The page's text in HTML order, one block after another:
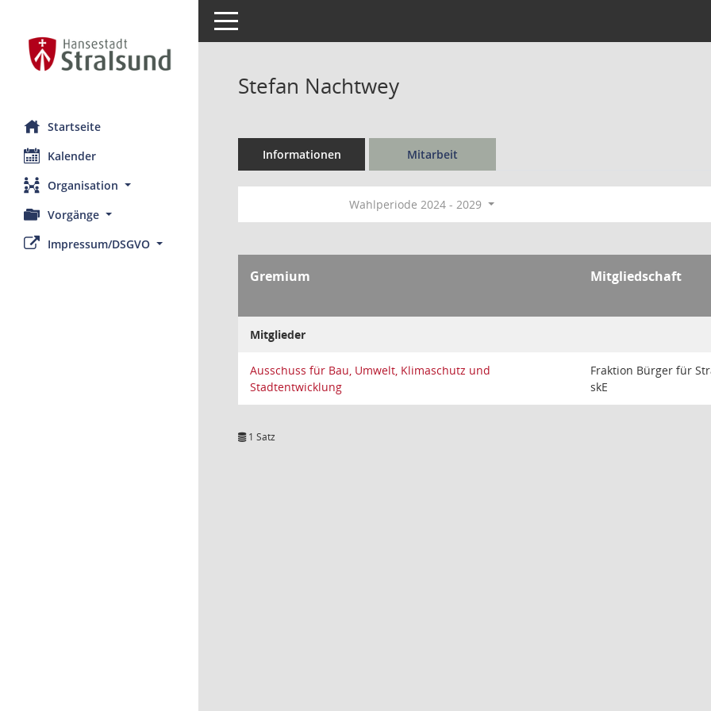
Startseite
Kalender
Organisation
Vorgänge
Impressum/DSGVO
Toggle navigation
Stefan Nachtwey
Informationen Mitarbeit
Wahlperiode 2024 - 2029
Gremium Mitgliedschaft
Mitglieder
Ausschuss für Bau, Umwelt, Klimaschutz und
Stadtentwicklung
Fraktion Bürger für
skE
1 Satz